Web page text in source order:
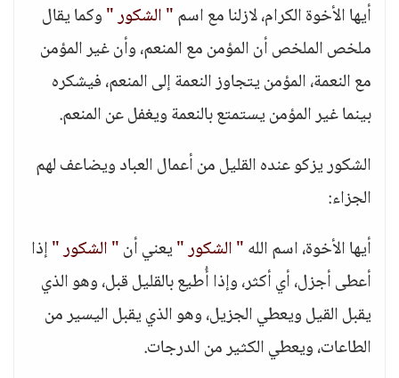
أيها الأخوة الكرام، لازلنا مع اسم" الشكور "وكما يقال
ملخص الملخص أن المؤمن مع المنعم، وأن غير المؤمن
مع النعمة، المؤمن يتجاوز النعمة إلى المنعم، فيشكره
بينما غير المؤمن يستمتع بالنعمة ويغفل عن المنعم.
الشكور يزكو عنده القليل من أعمال العباد ويضاعف لهم
الجزاء:
أيها الأخوة، اسم الله" الشكور "يعني أن" الشكور "إذا
أعطى أجزل، أي أكثر، وإذا أُطيع بالقليل قبل، وهو الذي
يقبل القيل ويعطي الجزيل، وهو الذي يقبل اليسير من
الطاعات، ويعطي الكثير من الدرجات.